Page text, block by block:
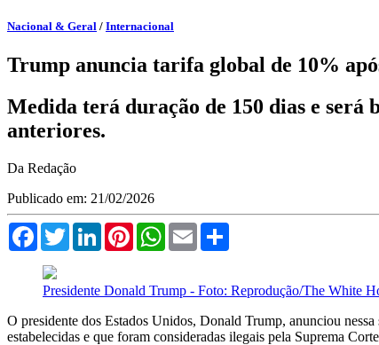
Nacional & Geral / Internacional
Trump anuncia tarifa global de 10%
Medida terá duração de 150 dias e será
anteriores.
Da Redação
Publicado em: 21/02/2026
FacebookTwitterLinkedInPinterestWhatsApp
Email
Presidente Donald Trump - Foto: Reprodução/The White
O presidente dos Estados Unidos, Donald Trump, anunciou
estabelecidas e que foram consideradas ilegais pela Suprema